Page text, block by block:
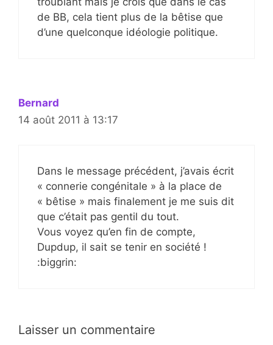
de BB, cela tient plus de la bêtise que
d’une quelconque idéologie politique.
Bernard
14 août 2011 à 13:17
Dans le message précédent, j’avais écrit
« connerie congénitale » à la place de
« bêtise » mais finalement je me suis dit
que c’était pas gentil du tout.
Vous voyez qu’en fin de compte,
Dupdup, il sait se tenir en société !
:biggrin:
Laisser un commentaire